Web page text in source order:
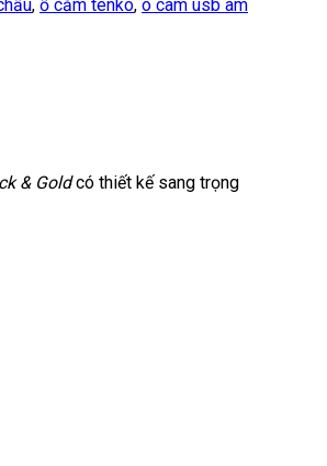
, ổ cắm tenko, o cam usb am
& Goldcó thiết kế sang trọng